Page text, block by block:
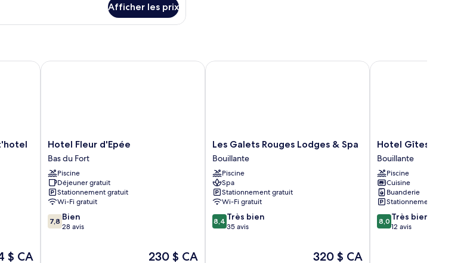
Afficher les prix
$ CA
Hotel
Fleur
d'Epée
Bas
du
Fort
Hotel Fleur d'Epée
Bas du Fort
Piscine
Déjeuner gratuit
Stationnement gratuit
Wi-Fi gratuit
7.8
sur
7,8 Bien
28 avis
Le
230 $ CA
Hotel Fleur d'Epée
Les
Galets
Rouges
Lodges
&
Spa
Bouillante
Les Galets Rouges Lodges & Spa
Bouillante
Piscine
Spa
Stationnement gratuit
Wi-Fi gratuit
8.4
sur
8,4 Très bien
35 avis
Le
320 $ CA
Les Galets Rouges Lodges & Spa
Hotel
Gîtes
Couleur
Caraïbes
Bouillante
Hotel Gîtes Couleur
Bouillante
Piscine
Cuisine
Buanderie
Stationnement gratuit
8.0
sur
8,0 Très bien
12 avis
Hotel Gîtes Couleur